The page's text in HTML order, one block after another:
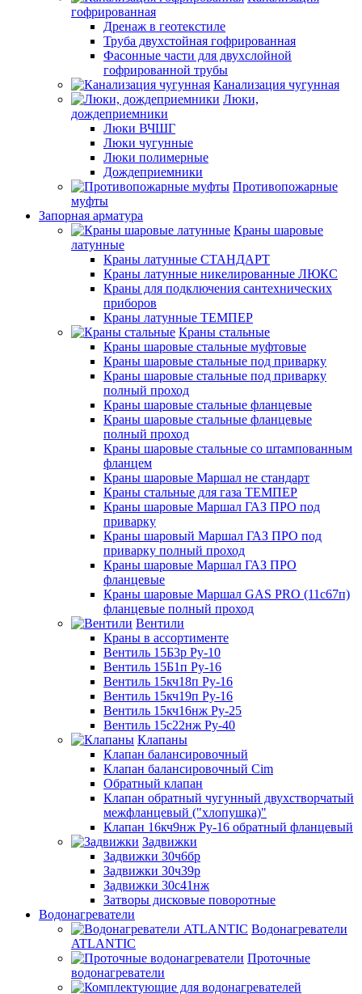
гофрированная
Дренаж в геотекстиле
Труба двухстойная гофрированная
Фасонные части для двухслойной
гофрированной трубы
Канализация чугунная
Люки,
дождеприемники
Люки ВЧШГ
Люки чугунные
Люки полимерные
Дождеприемники
Противопожарные
муфты
Запорная арматура
Краны шаровые
латунные
Краны латунные СТАНДАРТ
Краны латунные никелированные ЛЮКС
Краны для подключения сантехнических
приборов
Краны латунные ТЕМПЕР
Краны стальные
Краны шаровые стальные муфтовые
Краны шаровые стальные под приварку
Краны шаровые стальные под приварку
полный проход
Краны шаровые стальные фланцевые
Краны шаровые стальные фланцевые
полный проход
Краны шаровые стальные со штампованным
фланцем
Краны шаровые Маршал не стандарт
Краны стальные для газа ТЕМПЕР
Краны шаровые Маршал ГАЗ ПРО под
приварку
Краны шаровый Маршал ГАЗ ПРО под
приварку полный проход
Краны шаровые Маршал ГАЗ ПРО
фланцевые
Краны шаровые Маршал GAS PRO (11с67п)
фланцевые полный проход
Вентили
Краны в ассортименте
Вентиль 15Б3р Ру-10
Вентиль 15Б1п Ру-16
Вентиль 15кч18п Ру-16
Вентиль 15кч19п Ру-16
Вентиль 15кч16нж Ру-25
Вентиль 15с22нж Ру-40
Клапаны
Клапан балансировочный
Клапан балансировочный Cim
Обратный клапан
Клапан обратный чугунный двухстворчатый
межфланцевый ("хлопушка)"
Клапан 16кч9нж Ру-16 обратный фланцевый
Задвижки
Задвижки 30ч6бр
Задвижки 30ч39р
Задвижки 30с41нж
Затворы дисковые поворотные
Водонагреватели
Водонагреватели
ATLANTIC
Проточные
водонагреватели